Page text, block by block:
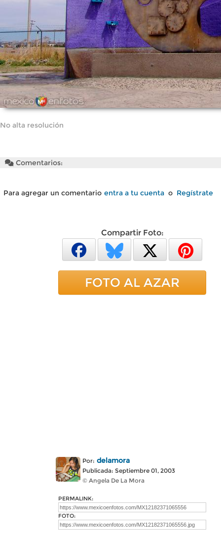
No alta resolución
Comentarios:
Para agregar un comentario entra a tu cuenta o Regístrate
Compartir Foto:
FOTO AL AZAR
Por: delamora
Publicada: Septiembre 01, 2003
© Angela De La Mora
PERMALINK:
FOTO: